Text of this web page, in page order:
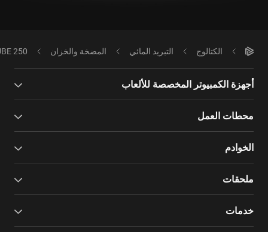
الكتالوج التبريد المائي المضخة والخزان 250
أجهزة الكمبيوتر المخصصة للألعاب
محطات العمل
الخوادم
ملحقات
خدمات